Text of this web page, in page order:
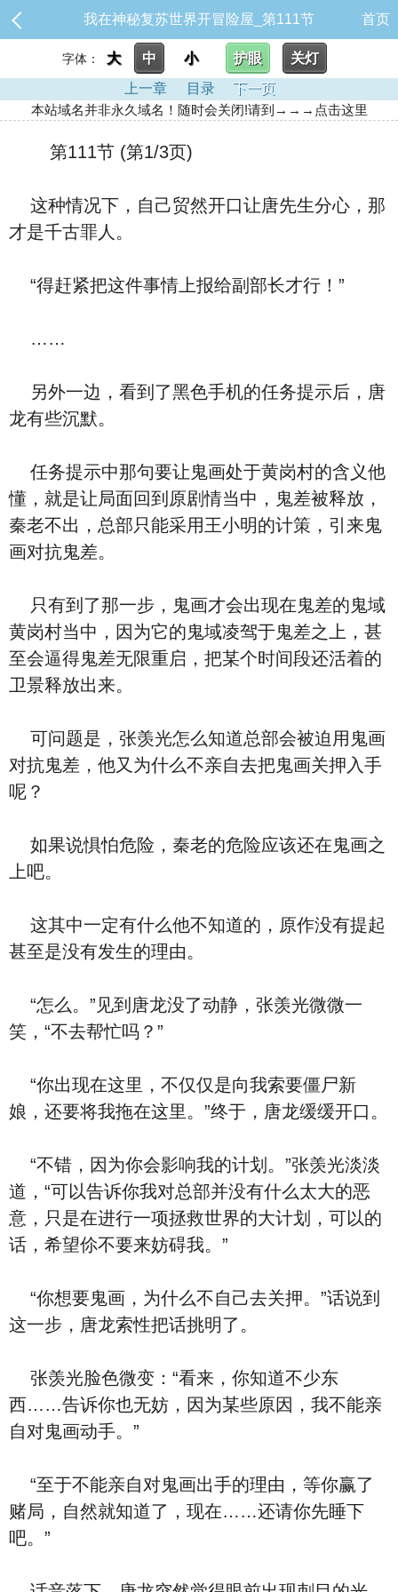
我在神秘复苏世界开冒险屋_第111节 首页
字体： 大 中 小 护眼
关灯
上一章
目录
下一页
本站域名并非永久域名！随时会关闭!请到→→→点击这里
第111节 (第1/3页)
这种情况下，自己贸然开口让唐先生分心，那
才是千古罪人。
“得赶紧把这件事情上报给副部长才行！”
……
另外一边，看到了黑色手机的任务提示后，唐
龙有些沉默。
任务提示中那句要让鬼画处于黄岗村的含义他
懂，就是让局面回到原剧情当中，鬼差被释放，
秦老不出，总部只能采用王小明的计策，引来鬼
画对抗鬼差。
只有到了那一步，鬼画才会出现在鬼差的鬼域
黄岗村当中，因为它的鬼域凌驾于鬼差之上，甚
至会逼得鬼差无限重启，把某个时间段还活着的
卫景释放出来。
可问题是，张羡光怎么知道总部会被迫用鬼画
对抗鬼差，他又为什么不亲自去把鬼画关押入手
呢？
如果说惧怕危险，秦老的危险应该还在鬼画之
上吧。
这其中一定有什么他不知道的，原作没有提起
甚至是没有发生的理由。
“怎么。”见到唐龙没了动静，张羡光微微一
笑，“不去帮忙吗？”
“你出现在这里，不仅仅是向我索要僵尸新
娘，还要将我拖在这里。”终于，唐龙缓缓开口。
“不错，因为你会影响我的计划。”张羡光淡淡
道，“可以告诉你我对总部并没有什么太大的恶
意，只是在进行一项拯救世界的大计划，可以的
话，希望伱不要来妨碍我。”
“你想要鬼画，为什么不自己去关押。”话说到
这一步，唐龙索性把话挑明了。
张羡光脸色微变：“看来，你知道不少东
西……告诉你也无妨，因为某些原因，我不能亲
自对鬼画动手。”
“至于不能亲自对鬼画出手的理由，等你赢了
赌局，自然就知道了，现在……还请你先睡下
吧。”